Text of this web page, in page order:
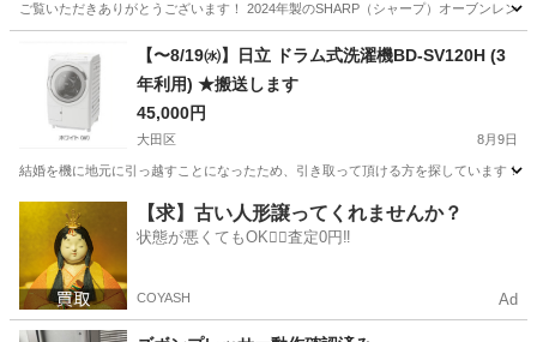
ご覧いただきありがとうございます！ 2024年製のSHARP（シャープ）オーブンレン
キッチン家電
【〜8/19㈬】日立 ドラム式洗濯機BD-SV120H (3
年利用) ★搬送します
45,000円
大田区 8月9日
結婚を機に地元に引っ越すことになったため、引き取って頂ける方を探しています！
生活家電 ドラム式洗濯機
【求】古い人形譲ってくれませんか？
状態が悪くてもOK🙆‍♀️査定0円‼️
COYASH Ad